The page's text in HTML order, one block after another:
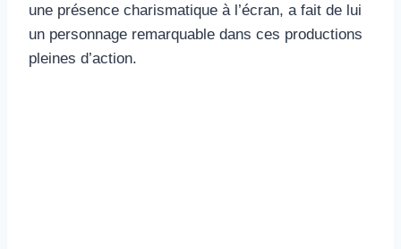
une présence charismatique à l’écran, a fait de lui
un personnage remarquable dans ces productions
pleines d’action.